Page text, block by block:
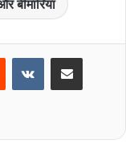
बीमारियां
Reddit VKontakteShare via Email